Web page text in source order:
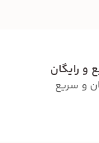
و رایگان
و سریع